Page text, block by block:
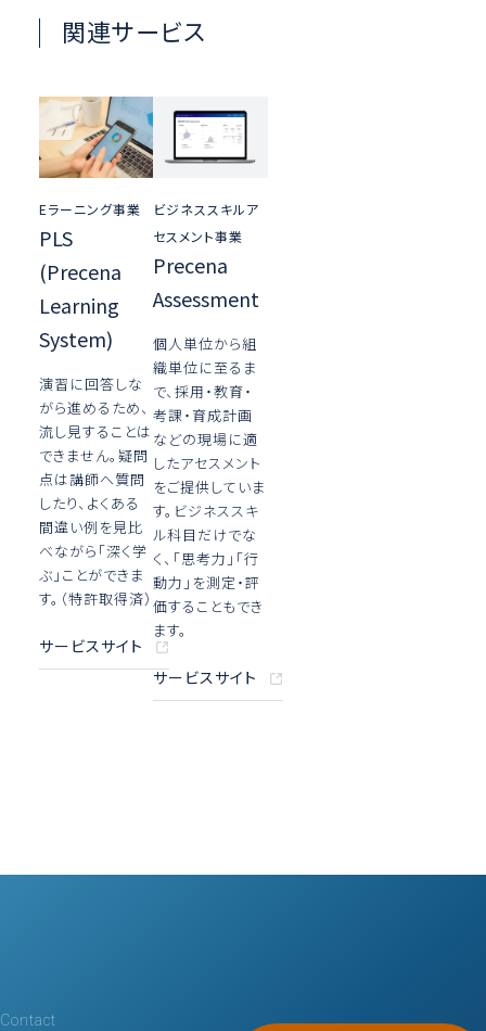
関連サービス
Eラーニング事業
PLS
(Precena
Learning
System)
演習に回答しな
がら進めるため、
流し見することは
できません。疑問
点は講師へ質問
したり、よくある
間違い例を見比
べながら「深く学
ぶ」ことができま
す。（特許取得済）
サービスサイト
ビジネススキルア
セスメント事業
Precena
Assessment
個人単位から組
織単位に至るま
で、採用・教育・
考課・育成計画
などの現場に適
したアセスメント
をご提供していま
す。ビジネススキ
ル科目だけでな
く、「思考力」「行
動力」を測定・評
価することもでき
ます。
サービスサイト
Contact